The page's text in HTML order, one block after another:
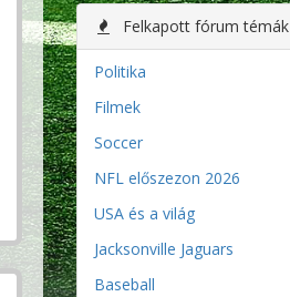
Felkapott fórum témák
Politika
Filmek
Soccer
NFL előszezon 2026
USA és a világ
Jacksonville Jaguars
Baseball